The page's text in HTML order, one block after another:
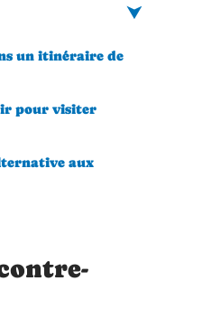
un itinéraire de
pour visiter
aux